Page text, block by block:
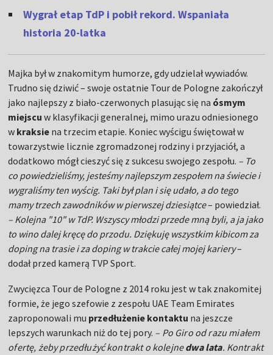
Wygrał etap TdP i pobił rekord. Wspaniała
historia 20-latka
Majka był w znakomitym humorze, gdy udzielał wywiadów.
Trudno się dziwić – swoje ostatnie Tour de Pologne zakończył
jako najlepszy z biało-czerwonych plasując się na ósmym
miejscuw klasyfikacji generalnej, mimo urazu odniesionego
w kraksie na trzecim etapie. Koniec wyścigu świętował w
towarzystwie licznie zgromadzonej rodziny i przyjaciół, a
dodatkowo mógł cieszyć się z sukcesu swojego zespołu. – To
co powiedzieliśmy, jesteśmy najlepszym zespołem na świecie i
wygraliśmy ten wyścig. Taki był plan i się udało, a do tego
mamy trzech zawodników w pierwszej dziesiątce– powiedział.
– Kolejna "10" w TdP. Wszyscy młodzi przede mną byli, a ja jako
to wino dalej kręcę do przodu. Dziękuję wszystkim kibicom za
doping na trasie i za doping w trakcie całej mojej kariery–
dodał przed kamerą TVP Sport.
Zwycięzca Tour de Pologne z 2014 roku jest w tak znakomitej
formie, że jego szefowie z zespołu UAE Team Emirates
zaproponowali mu przedłużenie kontaktu na jeszcze
lepszych warunkach niż do tej pory. – Po Giro od razu miałem
ofertę, żeby przedłużyć kontrakt o kolejnedwa lata. Kontrakt